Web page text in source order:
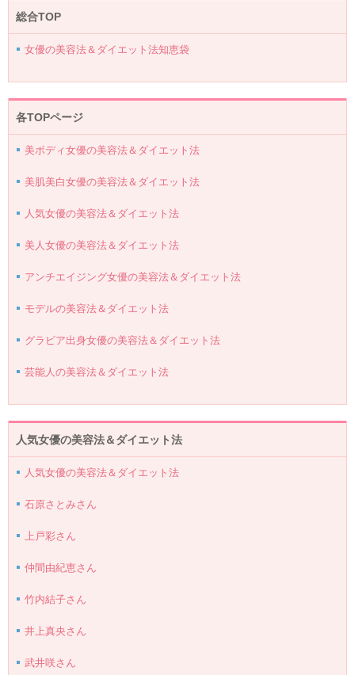
総合TOP
女優の美容法＆ダイエット法知恵袋
各TOPページ
美ボディ女優の美容法＆ダイエット法
美肌美白女優の美容法＆ダイエット法
人気女優の美容法＆ダイエット法
美人女優の美容法＆ダイエット法
アンチエイジング女優の美容法＆ダイエット法
モデルの美容法＆ダイエット法
グラビア出身女優の美容法＆ダイエット法
芸能人の美容法＆ダイエット法
人気女優の美容法＆ダイエット法
人気女優の美容法＆ダイエット法
石原さとみさん
上戸彩さん
仲間由紀恵さん
竹内結子さん
井上真央さん
武井咲さん